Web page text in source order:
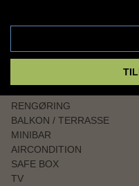
RENGØRING
BALKON / TERRASSE
MINIBAR
AIRCONDITION
SAFE BOX
TV